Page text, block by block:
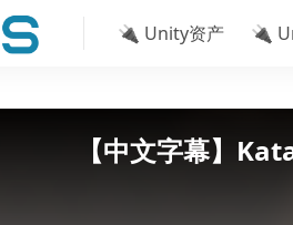
🔌 Unity资产 🔌
【中文字幕】